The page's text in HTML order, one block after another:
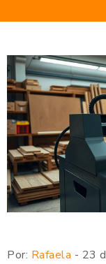
Por: Rafaela - 23